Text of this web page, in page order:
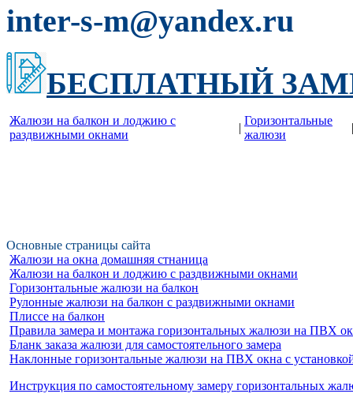
inter-s-m@yandex.ru
БЕСПЛАТНЫЙ
Жалюзи на балкон и лоджию c
раздвижными окнами
|
Горизонтальные
жалюзи
|
Основные страницы сайта
Жалюзи на окна домашняя стнаница
Жалюзи на балкон и лоджию c раздвижными окнами
Горизонтальные жалюзи на балкон
Рулонные жалюзи на балкон с раздвижными окнами
Плиссе на балкон
Правила замера и монтажа горизонтальных жалюзи на ПВХ
Бланк заказа жалюзи для самостоятельного замера
Наклонные горизонтальные жалюзи на ПВХ окна с
Инструкция по самостоятельному замеру горизонтальных